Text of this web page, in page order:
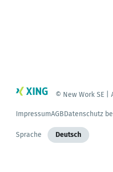
© New Work SE |
ImpressumAGBDatenschutz
Sprache Deutsch